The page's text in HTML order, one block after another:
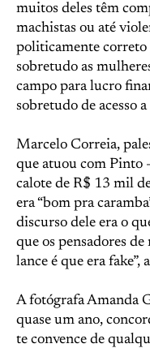
muitos deles têm
machistas ou até
politicamente correto
sobretudo as
campo para lucro
sobretudo de acesso
Marcelo Correia,
que atuou com Pinto
calote de R$ 13 mil
era “bom pra
discurso dele era o
que os pensadores
lance é que era fake”,
A fotógrafa Amanda
quase um ano,
te convence de